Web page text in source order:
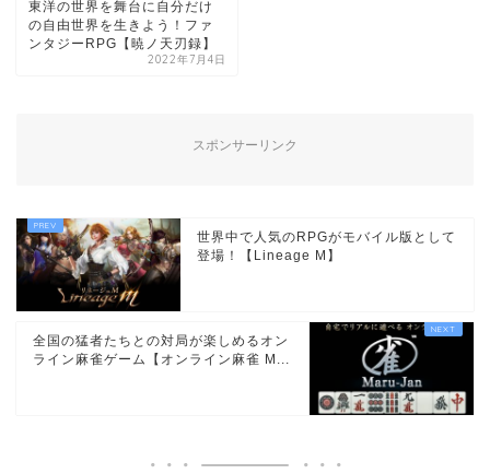
東洋の世界を舞台に自分だけ
の自由世界を生きよう！ファ
ンタジーRPG【暁ノ天刃録】
2022年7月4日
スポンサーリンク
世界中で人気のRPGがモバイル版として
登場！【Lineage M】
全国の猛者たちとの対局が楽しめるオン
ライン麻雀ゲーム【オンライン麻雀 M...